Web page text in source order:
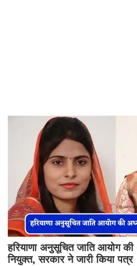
हरियाणा अनुसूचित जाति आयोग की
नियुक्त, सरकार ने जारी किया पत्र